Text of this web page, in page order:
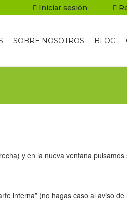
Iniciar sesión
SOBRE NOSOTROS BLOG
y en la nueva ventana
interna” (no hagas caso al aviso